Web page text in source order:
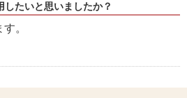
たいと思いましたか？
。